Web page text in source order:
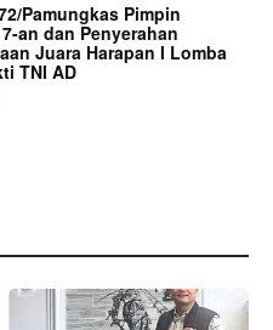
Pamungkas Pimpin
an dan Penyerahan
Juara Harapan I Lomba
TNI AD